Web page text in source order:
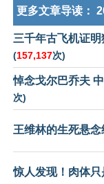
更多文章导读：
三千年古飞机证
(157,137次)
悼念戈尔巴乔夫
次)
王维林的生死悬
惊人发现！肉体